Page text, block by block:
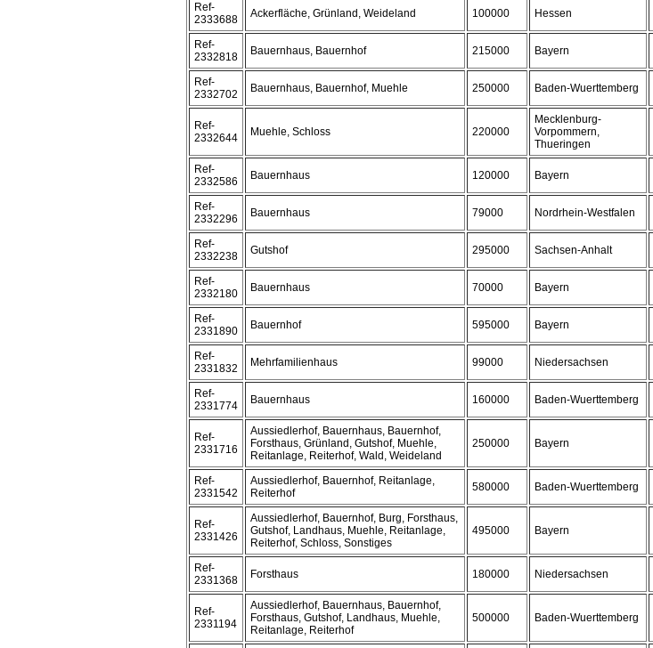
Ref-
2333688
Ackerfläche, Grünland, Weideland 100000 Hessen
Ref-
2332818
Bauernhaus, Bauernhof 215000 Bayern
Ref-
2332702
Bauernhaus, Bauernhof, Muehle 250000 Baden-Wuerttemberg
Ref-
2332644
Muehle, Schloss 220000
Mecklenburg-
Vorpommern,
Thueringen
Ref-
2332586
Bauernhaus 120000 Bayern
Ref-
2332296
Bauernhaus 79000 Nordrhein-Westfalen
Ref-
2332238
Gutshof 295000 Sachsen-Anhalt
Ref-
2332180
Bauernhaus 70000 Bayern
Ref-
2331890
Bauernhof 595000 Bayern
Ref-
2331832
Mehrfamilienhaus 99000 Niedersachsen
Ref-
2331774
Bauernhaus 160000 Baden-Wuerttemberg
Ref-
2331716
Aussiedlerhof, Bauernhaus, Bauernhof,
Forsthaus, Grünland, Gutshof, Muehle,
Reitanlage, Reiterhof, Wald, Weideland
250000 Bayern
Ref-
2331542
Aussiedlerhof, Bauernhof, Reitanlage,
Reiterhof
580000 Baden-Wuerttemberg
Ref-
2331426
Aussiedlerhof, Bauernhof, Burg, Forsthaus,
Gutshof, Landhaus, Muehle, Reitanlage,
Reiterhof, Schloss, Sonstiges
495000 Bayern
Ref-
2331368
Forsthaus 180000 Niedersachsen
Ref-
2331194
Aussiedlerhof, Bauernhaus, Bauernhof,
Forsthaus, Gutshof, Landhaus, Muehle,
Reitanlage, Reiterhof
500000 Baden-Wuerttemberg